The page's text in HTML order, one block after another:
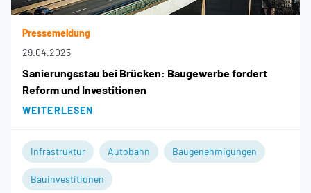
Pressemeldung
29.04.2025
Sanierungsstau bei Brücken: Baugewerbe fordert
Reform und Investitionen
WEITERLESEN
Infrastruktur Autobahn Baugenehmigungen
Bauinvestitionen